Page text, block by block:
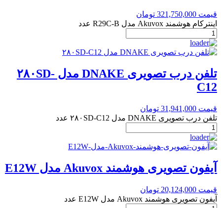
قیمت 321,750,000 تومان
اینترکام هوشمند Akuvox مدل R29C-B عدد
تلفن درب تصویری DNAKE مدل ۲۸۰SD-
C12
قیمت 31,941,000 تومان
تلفن درب تصویری DNAKE مدل ۲۸۰SD-C12 عدد
آیفون تصویری هوشمند Akuvox مدل E12W
قیمت 20,124,000 تومان
آیفون تصویری هوشمند Akuvox مدل E12W عدد